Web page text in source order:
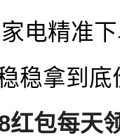
电精准
稳拿到底
红包每天